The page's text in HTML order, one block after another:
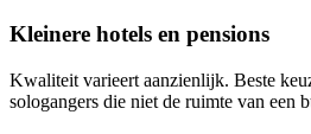
Kleinere hotels en pensions
Kwaliteit varieert aanzienlijk. Beste
sologangers die niet de ruimte van een